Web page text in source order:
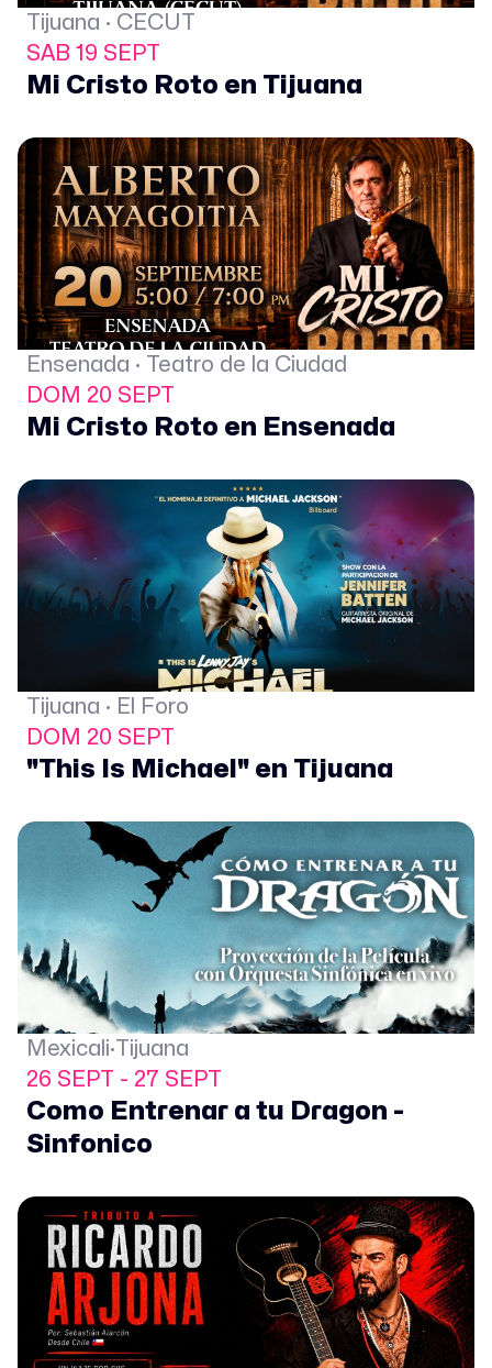
Tijuana · CECUT
SAB 19 SEPT
Mi Cristo Roto en Tijuana
Ensenada · Teatro de la Ciudad
DOM 20 SEPT
Mi Cristo Roto en Ensenada
Tijuana · El Foro
DOM 20 SEPT
"This Is Michael" en Tijuana
Mexicali·Tijuana
26 SEPT - 27 SEPT
Como Entrenar a tu Dragon -
Sinfonico